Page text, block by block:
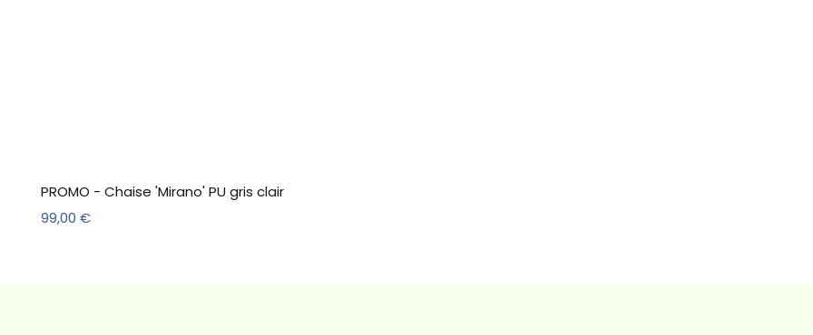
PROMO - Chaise 'Mirano' PU gris clair
Prix
99,00 €